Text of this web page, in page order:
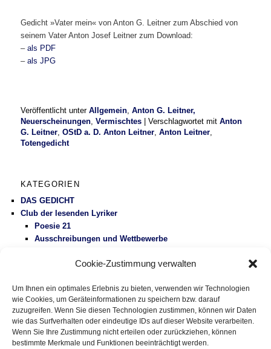
Cookie-Zustimmung verwalten
Um Ihnen ein optimales Erlebnis zu bieten, verwenden wir Technologien
wie Cookies, um Geräteinformationen zu speichern bzw. darauf
zuzugreifen. Wenn Sie diesen Technologien zustimmen, können wir Daten
wie das Surfverhalten oder eindeutige IDs auf dieser Website verarbeiten.
Wenn Sie Ihre Zustimmung nicht erteilen oder zurückziehen, können
bestimmte Merkmale und Funktionen beeinträchtigt werden.
Gedicht »Vater mein« von Anton G. Leitner zum Abschied von
seinem Vater Anton Josef Leitner zum Download:
–als PDF
–als JPG
Veröffentlicht unter Allgemein ,Anton G. Leitner,
Neuerscheinungen ,Vermischtes |Verschlagwortet mit Anton
G. Leitner ,OStD a. D. Anton Leitner ,Anton Leitner
Totengedicht
KATEGORIEN
DAS GEDICHT
Club der lesenden Lyriker
Poesie 21
Ausschreibungen und Wettbewerbe
Gesundheitspolitik
Vermischtes
DAS GEDICHT BLOG